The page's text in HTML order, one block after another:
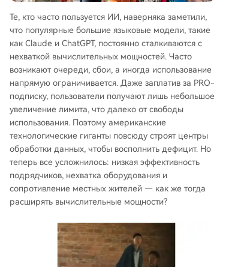
Те, кто часто пользуется ИИ, наверняка заметили,
что популярные большие языковые модели, такие
как Claude и ChatGPT, постоянно сталкиваются с
нехваткой вычислительных мощностей. Часто
возникают очереди, сбои, а иногда использование
напрямую ограничивается. Даже заплатив за PRO-
подписку, пользователи получают лишь небольшое
увеличение лимита, что далеко от свободы
использования. Поэтому американские
технологические гиганты повсюду строят центры
обработки данных, чтобы восполнить дефицит. Но
теперь все усложнилось: низкая эффективность
подрядчиков, нехватка оборудования и
сопротивление местных жителей — как же тогда
расширять вычислительные мощности?